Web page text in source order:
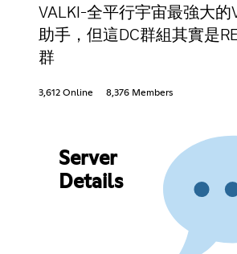
VALKI-全平行宇宙最強大的
助手，但這DC群組其實是
群
3,612 Online 8,376 Members
Server
Details